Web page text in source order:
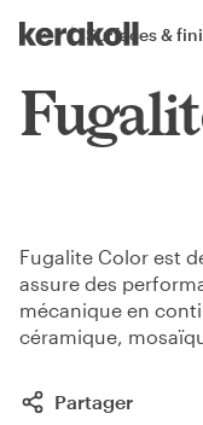
Go to Homepage
More
Toggle menu
Surfaces &
Fugalite Color est
assure des
mécanique en
céramique,
Partager